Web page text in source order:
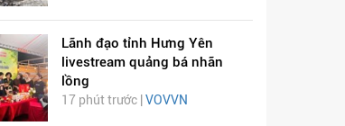
Lãnh đạo tỉnh Hưng Yên
livestream quảng bá nhãn
lồng
17 phút trước | VOVVN